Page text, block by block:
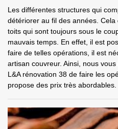
Les différentes structures qui
détériorer au fil des années.
toits qui sont toujours sous le
mauvais temps. En effet, il est
faire de telles opérations, il est
artisan couvreur. Ainsi, nous
L&A rénovation 38 de faire les
propose des prix très abordables.